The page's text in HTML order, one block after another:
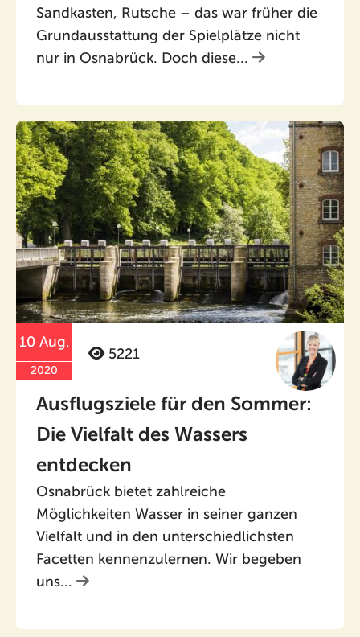
Sandkasten, Rutsche – das war früher die
Grundausstattung der Spielplätze nicht
nur in Osnabrück. Doch diese...
10 Aug.
2020
5221
Ausflugsziele für den Sommer:
Die Vielfalt des Wassers
entdecken
Osnabrück bietet zahlreiche
Möglichkeiten Wasser in seiner ganzen
Vielfalt und in den unterschiedlichsten
Facetten kennenzulernen. Wir begeben
uns...